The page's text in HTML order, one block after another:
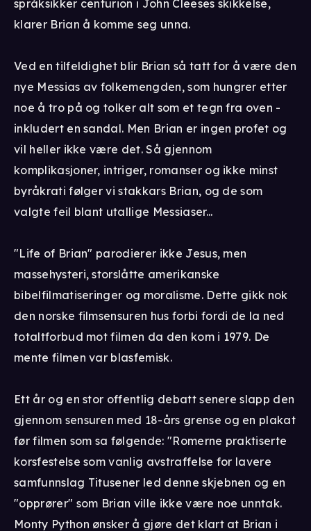
språksikker centurion i John Cleeses skikkelse,
klarer Brian å komme seg unna.
Ved en tilfeldighet blir Brian så tatt for å være den
nye Messias av folkemengden, som hungrer etter
noe å tro på og tolker alt som et tegn fra oven -
inkludert en sandal. Men Brian er ingen profet og
vil heller ikke være det. Så gjennom
komplikasjoner, intriger, romanser og ikke minst
byråkrati følger vi stakkars Brian, og de som
valgte feil blant utallige Messiaser...
"Life of Brian" parodierer ikke Jesus, men
massehysteri, storslåtte amerikanske
bibelfilmatiseringer og moralisme. Dette gikk nok
den norske filmsensuren hus forbi fordi de la ned
totaltforbud mot filmen da den kom i 1979. De
mente filmen var blasfemisk.
Ett år og en stor offentlig debatt senere slapp den
gjennom sensuren med 18-års grense og en plakat
før filmen som sa følgende: "Romerne praktiserte
korsfestelse som vanlig avstraffelse for lavere
samfunnslag Titusener led denne skjebnen og en
"opprører" som Brian ville ikke være noe unntak.
Monty Python ønsker å gjøre det klart at Brian i